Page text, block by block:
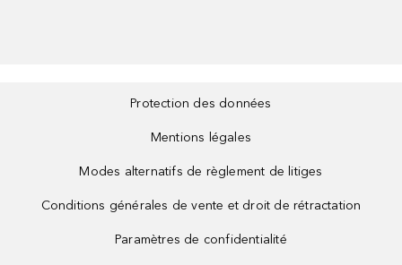
Protection des données
Mentions légales
Modes alternatifs de règlement de litiges
Conditions générales de vente et droit de rétractation
Paramètres de confidentialité